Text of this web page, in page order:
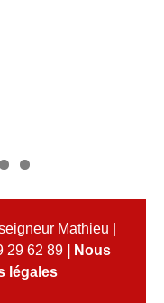
Mathieu |
29 62 89
Nous
légales